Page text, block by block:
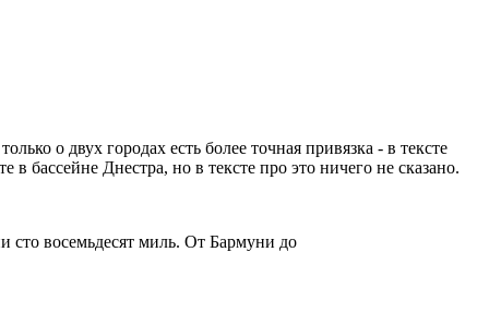
о двух городах есть более точная привязка - в тексте
бассейне Днестра, но в тексте про это ничего не сказано.
сто восемьдесят миль. От Бармуни до